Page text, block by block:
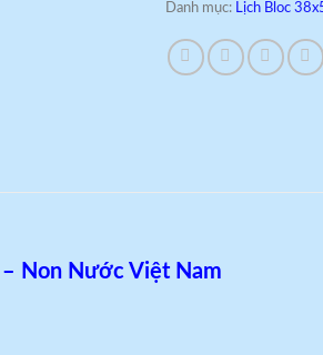
Danh mục: Lịch Bloc
Non Nước Việt Nam